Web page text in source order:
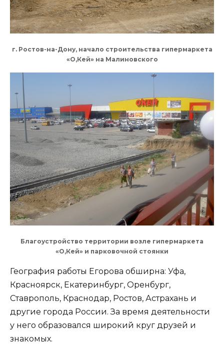
г. Ростов-на-Дону, начало строительства гипермаркета
«О,Кей» на Малиновского
Благоустройство территории возле гипермаркета
«О,Кей» и парковочной стоянки
География работы Егорова обширна: Уфа,
Красноярск, Екатеринбург, Оренбург,
Ставрополь, Краснодар, Ростов, Астрахань и
другие города России. За время деятельности
у него образовался широкий круг друзей и
знакомых.